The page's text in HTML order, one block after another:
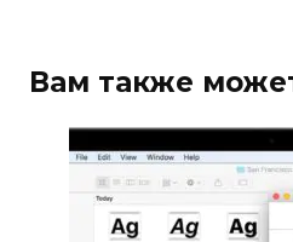
Вам также